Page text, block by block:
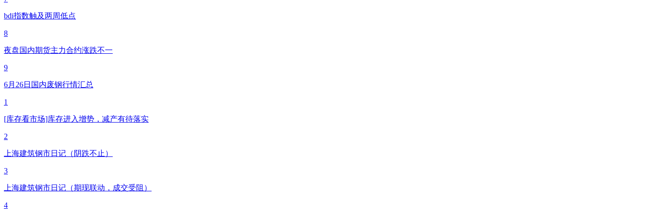
bdi指数触及两周低点
8
夜盘国内期货主力合约涨跌不一
9
6月26日国内废钢行情汇总
1
[库存看市场]库存进入增势，减产有待落实
2
上海建筑钢市日记（阴跌不止）
3
上海建筑钢市日记（期现联动，成交受阻）
4